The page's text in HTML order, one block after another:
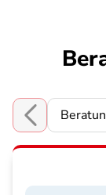
Choose a